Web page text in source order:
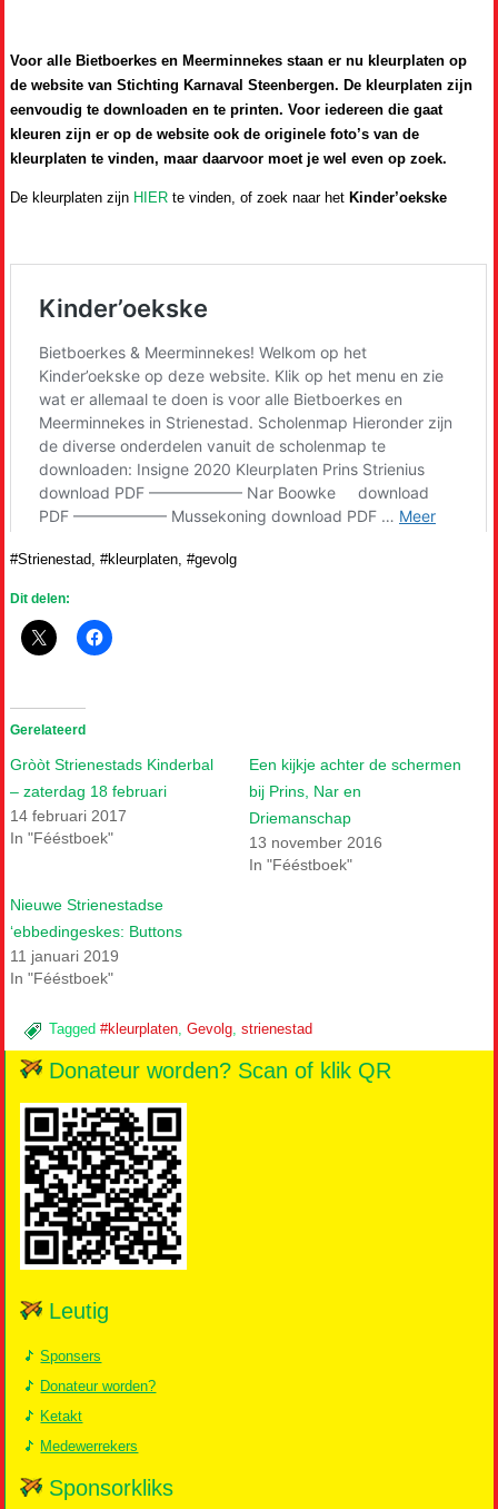
Voor alle Bietboerkes en Meerminnekes staan er nu kleurplaten op
de website van Stichting Karnaval Steenbergen. De kleurplaten zijn
eenvoudig te downloaden en te printen. Voor iedereen die gaat
kleuren zijn er op de website ook de originele foto’s van de
kleurplaten te vinden, maar daarvoor moet je wel even op zoek.
De kleurplaten zijn HIER te vinden, of zoek naar het Kinder’oekske
#Strienestad, #kleurplaten, #gevolg
Dit delen:
Gerelateerd
Gròòt Strienestads Kinderbal
– zaterdag 18 februari
14 februari 2017
In "Fééstboek"
Een kijkje achter de schermen
bij Prins, Nar en
Driemanschap
13 november 2016
In "Fééstboek"
Nieuwe Strienestadse
‘ebbedingeskes: Buttons
11 januari 2019
In "Fééstboek"
Tagged #kleurplaten,Gevolg,strienestad
Donateur worden? Scan of klik QR
Leutig
Sponsers
Donateur worden?
Ketakt
Medewerrekers
Sponsorkliks